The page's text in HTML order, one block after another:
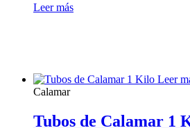
Leer más
Leer
Calamar
Tubos de Calamar 1